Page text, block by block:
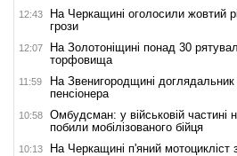
12:43
На Черкащині оголосили жовтий
грози
12:07
На Золотоніщині понад 30
торфовища
11:59
На Звенигородщині
пенсіонера
10:58
Омбудсман: у військовій частині
побили мобілізованого бійця
10:13 На Черкащині п'яний мотоцикліст